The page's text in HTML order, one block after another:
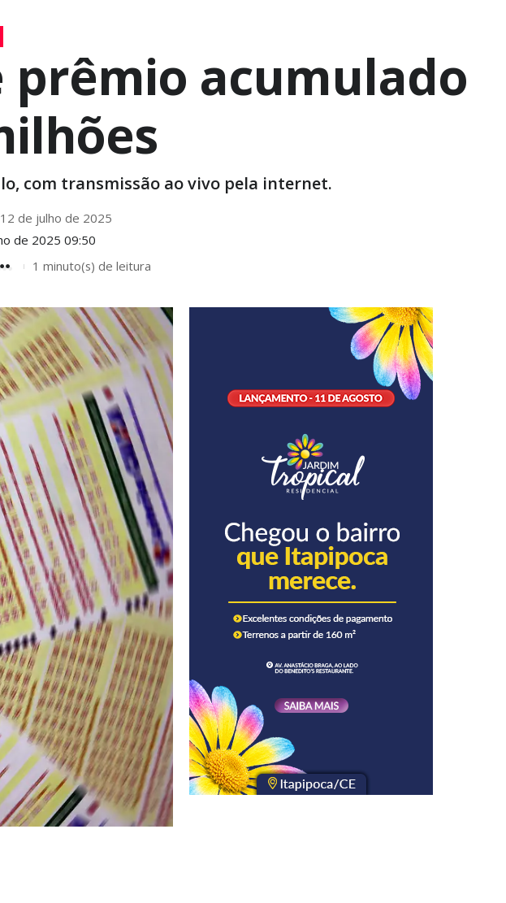
prêmio acumulado
com transmissão ao vivo pela internet.
de 2025 09:50
de julho de 2025
1 minuto(s) de leitura